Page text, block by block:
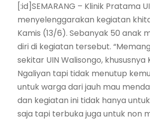
[:id]SEMARANG – Klinik Pratama
menyelenggarakan kegiatan
Kamis (13/6). Sebanyak 50 anak
diri di kegiatan tersebut.
sekitar UIN Walisongo,
Ngaliyan tapi tidak menutup
untuk warga dari jauh mau
dan kegiatan ini tidak hanya
saja tapi terbuka juga untuk non